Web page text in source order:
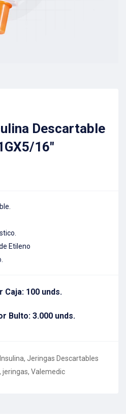
Descartable
16″
Etileno
100 unds.
Bulto: 3.000 unds.
, Jeringas Descartables
, jeringas, Valemedic